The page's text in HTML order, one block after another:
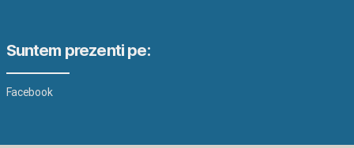
Suntem prezenti pe:
Facebook